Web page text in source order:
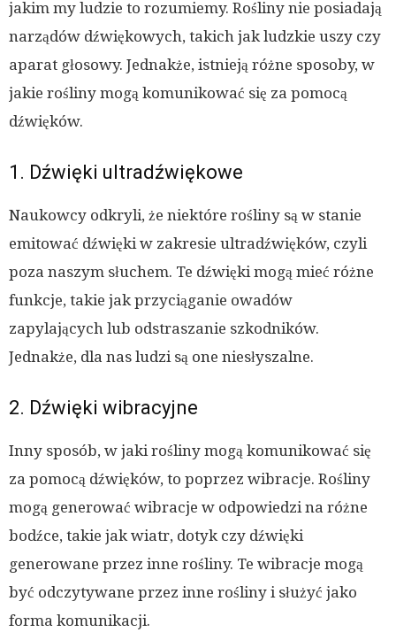
jakim my ludzie to rozumiemy. Rośliny nie posiadają
narządów dźwiękowych, takich jak ludzkie uszy czy
aparat głosowy. Jednakże, istnieją różne sposoby, w
jakie rośliny mogą komunikować się za pomocą
dźwięków.
1. Dźwięki ultradźwiękowe
Naukowcy odkryli, że niektóre rośliny są w stanie
emitować dźwięki w zakresie ultradźwięków, czyli
poza naszym słuchem. Te dźwięki mogą mieć różne
funkcje, takie jak przyciąganie owadów
zapylających lub odstraszanie szkodników.
Jednakże, dla nas ludzi są one niesłyszalne.
2. Dźwięki wibracyjne
Inny sposób, w jaki rośliny mogą komunikować się
za pomocą dźwięków, to poprzez wibracje. Rośliny
mogą generować wibracje w odpowiedzi na różne
bodźce, takie jak wiatr, dotyk czy dźwięki
generowane przez inne rośliny. Te wibracje mogą
być odczytywane przez inne rośliny i służyć jako
forma komunikacji.